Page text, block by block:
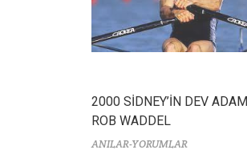
2000 SİDNEY’İN DEV ADAMI
ROB WADDEL
ANILAR-YORUMLAR